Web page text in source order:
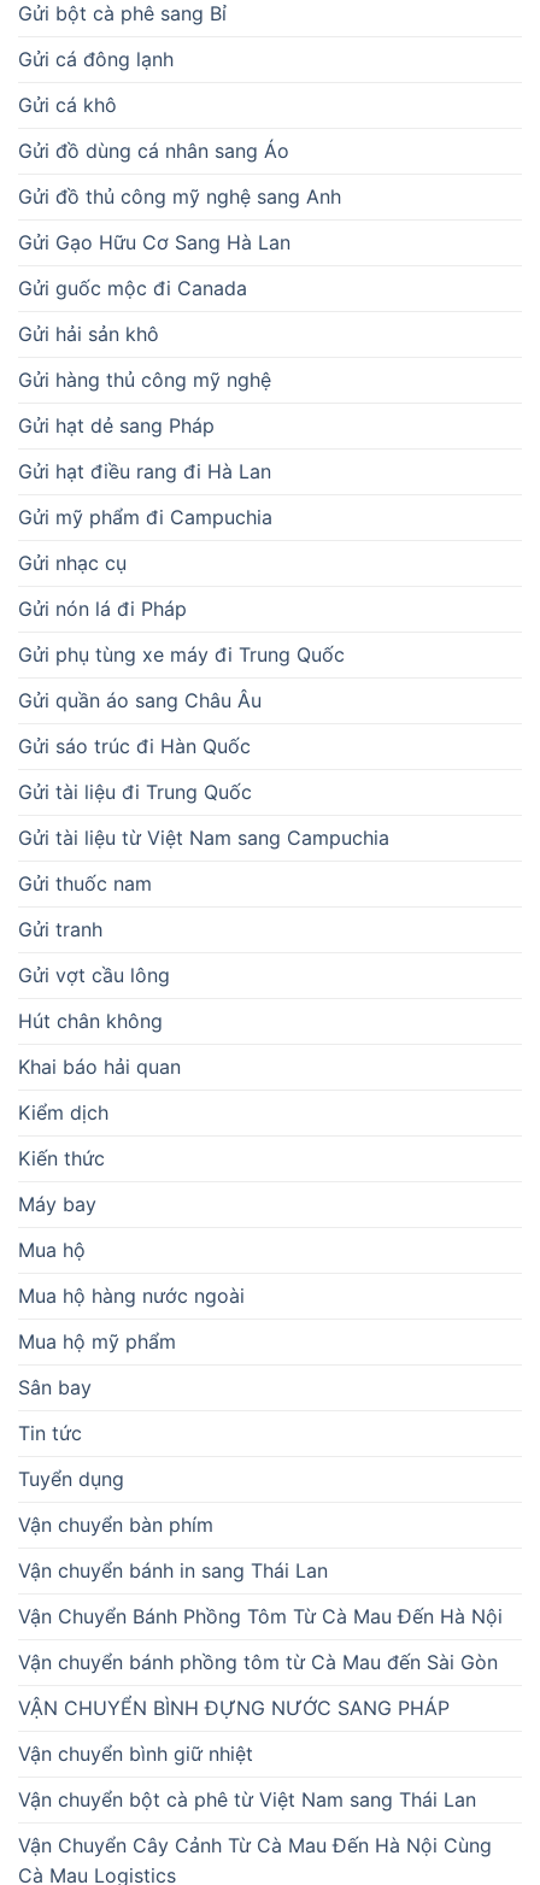
Gửi bột cà phê sang Bỉ
Gửi cá đông lạnh
Gửi cá khô
Gửi đồ dùng cá nhân sang Áo
Gửi đồ thủ công mỹ nghệ sang Anh
Gửi Gạo Hữu Cơ Sang Hà Lan
Gửi guốc mộc đi Canada
Gửi hải sản khô
Gửi hàng thủ công mỹ nghệ
Gửi hạt dẻ sang Pháp
Gửi hạt điều rang đi Hà Lan
Gửi mỹ phẩm đi Campuchia
Gửi nhạc cụ
Gửi nón lá đi Pháp
Gửi phụ tùng xe máy đi Trung Quốc
Gửi quần áo sang Châu Âu
Gửi sáo trúc đi Hàn Quốc
Gửi tài liệu đi Trung Quốc
Gửi tài liệu từ Việt Nam sang Campuchia
Gửi thuốc nam
Gửi tranh
Gửi vợt cầu lông
Hút chân không
Khai báo hải quan
Kiểm dịch
Kiến thức
Máy bay
Mua hộ
Mua hộ hàng nước ngoài
Mua hộ mỹ phẩm
Sân bay
Tin tức
Tuyển dụng
Vận chuyển bàn phím
Vận chuyển bánh in sang Thái Lan
Vận Chuyển Bánh Phồng Tôm Từ Cà Mau Đến Hà Nội
Vận chuyển bánh phồng tôm từ Cà Mau đến Sài Gòn
VẬN CHUYỂN BÌNH ĐỰNG NƯỚC SANG PHÁP
Vận chuyển bình giữ nhiệt
Vận chuyển bột cà phê từ Việt Nam sang Thái Lan
Vận Chuyển Cây Cảnh Từ Cà Mau Đến Hà Nội Cùng
Cà Mau Logistics